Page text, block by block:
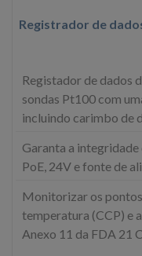
Registrador de
Registador de dados
sondas Pt100 com
incluindo carimbo de
Garanta a
PoE, 24V e fonte de
Monitorizar os
temperatura (CCP) e
Anexo 11 da FDA 21